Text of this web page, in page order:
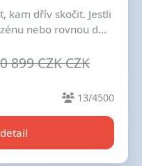
kam dřív skočit. Jestli
nebo rovnou d...
899 CZK CZK
13/4500